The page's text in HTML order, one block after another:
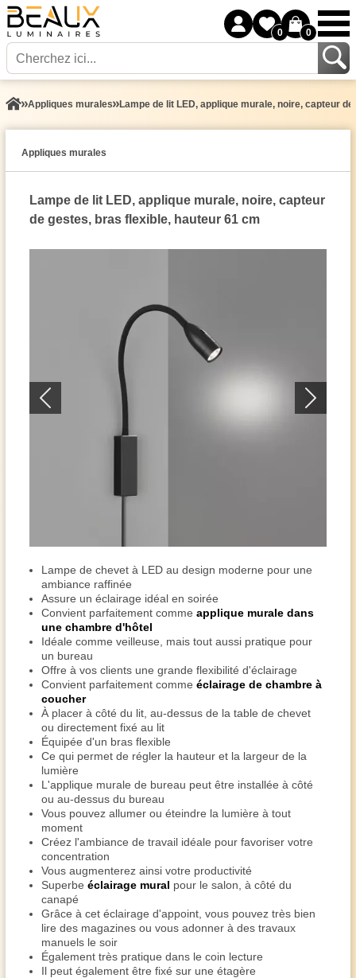
0 0
Appliques murales Lampe de lit LED, applique murale, noire, capteur
Appliques murales
Lampe de lit LED, applique murale, noire, capteur
de gestes, bras flexible, hauteur 61 cm
Lampe de chevet à LED au design moderne pour une
ambiance raffinée
Assure un éclairage idéal en soirée
Convient parfaitement comme applique murale dans
une chambre d'hôtel
Idéale comme veilleuse, mais tout aussi pratique pour
un bureau
Offre à vos clients une grande flexibilité d'éclairage
Convient parfaitement comme éclairage de chambre à
coucher
À placer à côté du lit, au-dessus de la table de chevet
ou directement fixé au lit
Équipée d'un bras flexible
Ce qui permet de régler la hauteur et la largeur de la
lumière
L'applique murale de bureau peut être installée à côté
ou au-dessus du bureau
Vous pouvez allumer ou éteindre la lumière à tout
moment
Créez l'ambiance de travail idéale pour favoriser votre
concentration
Vous augmenterez ainsi votre productivité
Superbe éclairage mural pour le salon, à côté du
canapé
Grâce à cet éclairage d'appoint, vous pouvez très bien
lire des magazines ou vous adonner à des travaux
manuels le soir
Également très pratique dans le coin lecture
Il peut également être fixé sur une étagère